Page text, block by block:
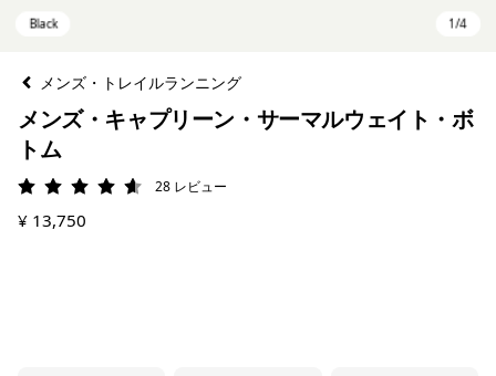
メンズ・トレイルランニング
メンズ・キャプリーン・サーマルウェイト・ボ
トム
評価: 4.6 / 5
28 レビュー
¥ 13,750